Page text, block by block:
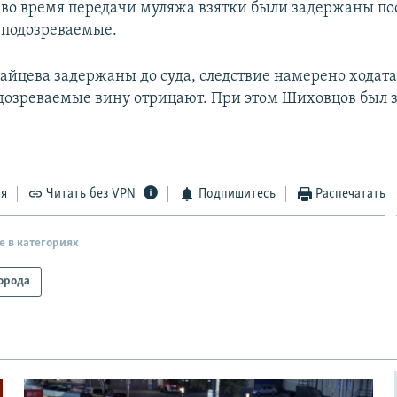
время передачи муляжа взятки были задержаны
задержаны до суда, следствие намерено
вину отрицают. При этом Шиховцов был
Читать без VPN Подпишитесь Распечатать
в категориях